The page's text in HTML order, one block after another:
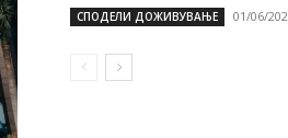
СПОДЕЛИ ДОЖИВУВАЊЕ 01/06/